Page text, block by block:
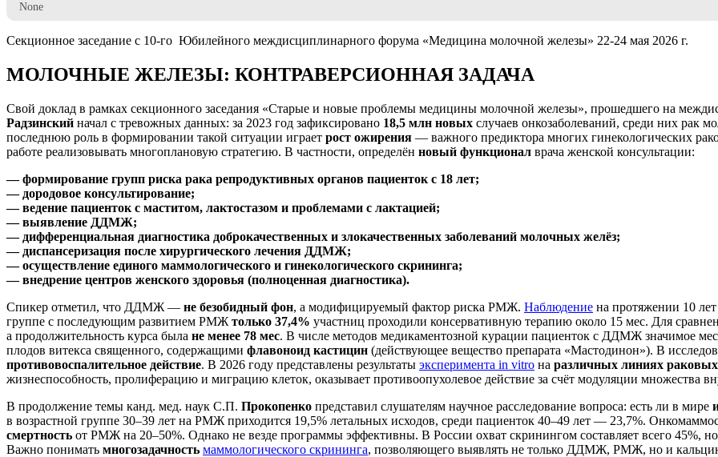
None
Секционное заседание с 10-го Юбилейного междисциплинарного форума «Медицина молочной железы» 22-24 мая 2026 г.
МОЛОЧНЫЕ ЖЕЛЕЗЫ: КОНТРАВЕРСИОННАЯ ЗАДАЧА
Свой доклад в рамках секционного заседания «Старые и новые проблемы медицины молочной железы», прошедшего на
Радзинский начал с тревожных данных: за 2023 год зафиксировано 18,5 млн новых случаев онкозаболеваний, среди них
последнюю роль в формировании такой ситуации играет рост ожирения — важного предиктора многих гинекологических
работе реализовывать многоплановую стратегию. В частности, определён новый функционал врача женской консультации:
— формирование групп риска рака репродуктивных органов пациенток с 18 лет;
— дородовое консультирование;
— ведение пациенток с маститом, лактостазом и проблемами с лактацией;
— выявление ДДМЖ;
— дифференциальная диагностика доброкачественных и злокачественных заболеваний молочных желёз;
— диспансеризация после хирургического лечения ДДМЖ;
— осуществление единого маммологического и гинекологического скрининга;
— внедрение центров женского здоровья (полноценная диагностика).
Спикер отметил, что ДДМЖ — не безобидный фон, а модифицируемый фактор риска РМЖ. Наблюдение на протяжении 10
группе с последующим развитием РМЖ только 37,4% участниц проходили консервативную терапию около 15 мес. Для
а продолжительность курса была не менее 78 мес. В числе методов медикаментозной курации пациенток с ДДМЖ значимое
плодов витекса священного, содержащими флавоноид кастицин (действующее вещество препарата «Мастодинон»). В
противовоспалительное действие. В 2026 году представлены результаты эксперимента in vitro на различных линиях
жизнеспособность, пролиферацию и миграцию клеток, оказывает противоопухолевое действие за счёт модуляции множества
В продолжение темы канд. мед. наук С.П. Прокопенко представил слушателям научное расследование вопроса: есть ли в мире
в возрастной группе 30–39 лет на РМЖ приходится 19,5% летальных исходов, среди пациенток 40–49 лет — 23,7%.
смертность от РМЖ на 20–50%. Однако не везде программы эффективны. В России охват скринингом составляет всего 45%,
Важно понимать многозадачность маммологического скрининга, позволяющего выявлять не только ДДМЖ, РМЖ, но и